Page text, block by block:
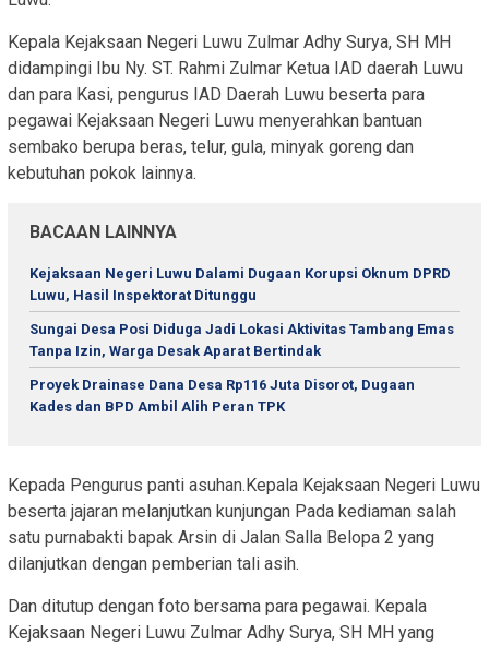
Kepala Kejaksaan Negeri Luwu Zulmar Adhy Surya, SH MH
didampingi Ibu Ny. ST. Rahmi Zulmar Ketua IAD daerah Luwu
dan para Kasi, pengurus IAD Daerah Luwu beserta para
pegawai Kejaksaan Negeri Luwu menyerahkan bantuan
sembako berupa beras, telur, gula, minyak goreng dan
kebutuhan pokok lainnya.
BACAAN LAINNYA
Kejaksaan Negeri Luwu Dalami Dugaan Korupsi Oknum DPRD
Luwu, Hasil Inspektorat Ditunggu
Sungai Desa Posi Diduga Jadi Lokasi Aktivitas Tambang Emas
Tanpa Izin, Warga Desak Aparat Bertindak
Proyek Drainase Dana Desa Rp116 Juta Disorot, Dugaan
Kades dan BPD Ambil Alih Peran TPK
Kepada Pengurus panti asuhan.Kepala Kejaksaan Negeri Luwu
beserta jajaran melanjutkan kunjungan Pada kediaman salah
satu purnabakti bapak Arsin di Jalan Salla Belopa 2 yang
dilanjutkan dengan pemberian tali asih.
Dan ditutup dengan foto bersama para pegawai. Kepala
Kejaksaan Negeri Luwu Zulmar Adhy Surya, SH MH yang